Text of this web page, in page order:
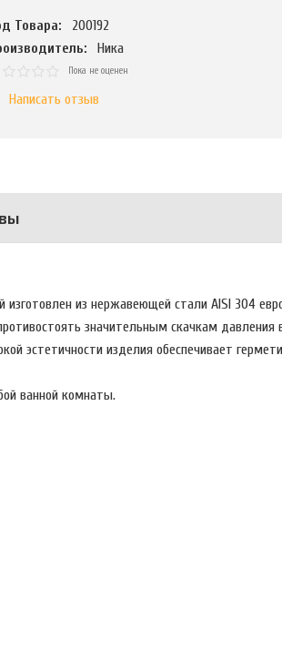
Товара:
200192
Ника
Пока не оценен
Написать отзыв
из нержавеющей стали AISI 304
значительным скачкам
эстетичности изделия обеспечивает
ванной комнаты.